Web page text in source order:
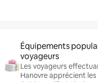
Équipements
voyageurs
Les voyageurs
Hanovre apprécient